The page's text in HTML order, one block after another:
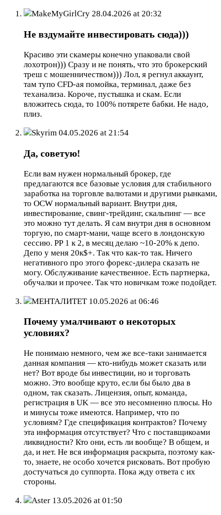
MakeMyGirlCry 28.04.2026 at 20:32
Не вздумайте инвестировать сюда)))
Красиво эти скамеры конечно упаковали свой
лохотрон))) Сразу и не понять, что это брокерский
треш с мошенничеством))) Лол, я регнул аккаунт,
там тупо CFD-ая помойка, терминал, даже без
теханализа. Короче, пустышка и скам. Если
вложитесь сюда, то 100% потярете бабки. Не надо,
плиз.
Skyrim 04.05.2026 at 21:54
Да, советую!
Если вам нужен нормальный брокер, где
предлагаются все базовые условия для стабильного
заработка на торговле валютами и другими рынками,
то OCW нормальный вариант. Внутри дня,
инвестирование, свинг-трейдинг, скальпинг — все
это можно тут делать. Я сам внутри дня в основном
торгую, по смарт-мани, чаще всего в лондонскую
сессию. РР 1 к 2, в месяц делаю ~10-20% к депо.
Депо у меня 20к$+. Так что как-то так. Ничего
негативного про этого форекс-дилера сказать не
могу. Обслуживание качественное. Есть партнерка,
обучалки и прочее. Так что новичкам тоже подойдет.
МЕНТАЛИТЕТ 10.05.2026 at 06:46
Почему умалчивают о некоторых
условиях?
Не понимаю немного, чем же все-таки занимается
данная компания — кто-нибудь может сказать или
нет? Вот вроде бы инвестиции, но и торговать
можно. Это вообще круто, если бы было два в
одном, так сказать. Лицензия, опыт, команда,
регистрация в UK — все это несомненно плюсы. Но
и минусы тоже имеются. Например, что по
условиям? Где спецификация контрактов? Почему
эта информация отсутствует? Что с поставщикоами
ликвидности? Кто они, есть ли вообще? В общем, и
да, и нет. Не вся информация раскрыта, поэтому как-
то, знаете, не особо хочется рисковать. Вот пробую
достучаться до суппорта. Пока жду ответа с их
стороны.
Aster 13.05.2026 at 01:50